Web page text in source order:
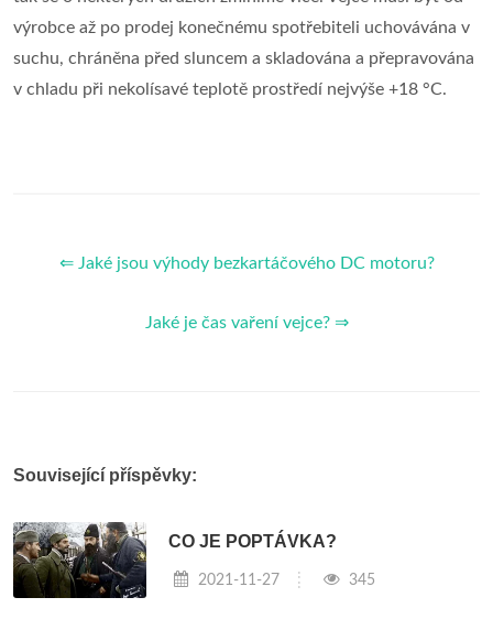
výrobce až po prodej konečnému spotřebiteli uchovávána v
suchu, chráněna před sluncem a skladována a přepravována
v chladu při nekolísavé teplotě prostředí nejvýše +18 °C.
⇐ Jaké jsou výhody bezkartáčového DC motoru?
Jaké je čas vaření vejce? ⇒
Související příspěvky:
CO JE POPTÁVKA?
2021-11-27 345